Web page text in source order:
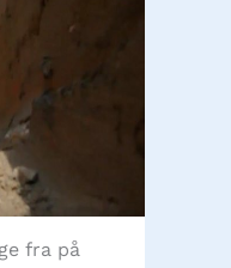
fra på